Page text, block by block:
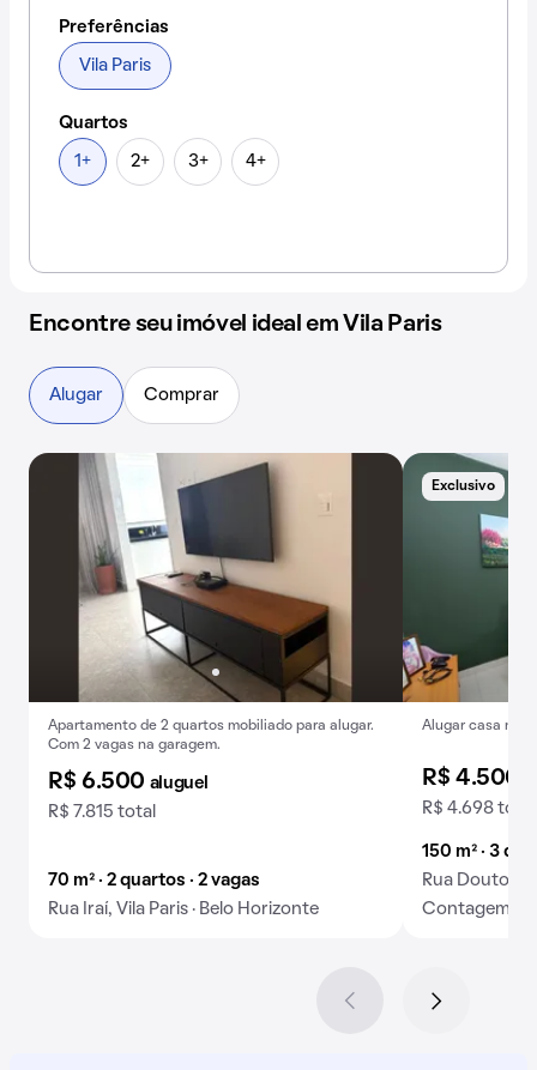
Preferências
Vila Paris
Quartos
1+ 2+ 3+ 4+
Encontre seu imóvel ideal em Vila Paris
Apartamento de 2 quartos mobiliado para alugar.
Com 2 vagas na garagem.
R$ 6.500 aluguel
R$ 7.815 total
70 m² · 2 quartos · 2 vagas
Rua Iraí, Vila Paris · Belo Horizonte
Exclusivo
Alugar casa na
R$ 4.500
R$ 4.698 total
150 m² · 3
Rua Doutor
Contagem
Alugar Comprar